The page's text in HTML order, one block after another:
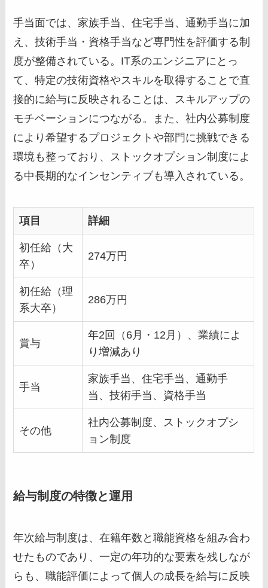
手当面では、家族手当、住宅手当、通勤手当に加
え、技術手当・資格手当など専門性を評価する制
度が整備されている。IT系のエンジニアにとっ
て、特定の技術資格やスキルを取得することで直
接的に給与に反映されることは、スキルアップの
モチベーションにつながる。また、社内公募制度
により希望するプロジェクトや部門に挑戦できる
環境も整っており、ストックオプション制度によ
る中長期的なインセンティブも導入されている。
項目 詳細
初任給（大
卒）
274万円
初任給（理
系大卒）
286万円
賞与
年2回（6月・12月）、業績によ
り増減あり
手当
家族手当、住宅手当、通勤手
当、技術手当、資格手当
その他
社内公募制度、ストックオプシ
ョン制度
給与制度の特徴と運用
年次給与制度は、在籍年数と職能資格を組み合わ
せたものであり、一定の年功的な要素を残しなが
らも、職能評価によって個人の成長を給与に反映